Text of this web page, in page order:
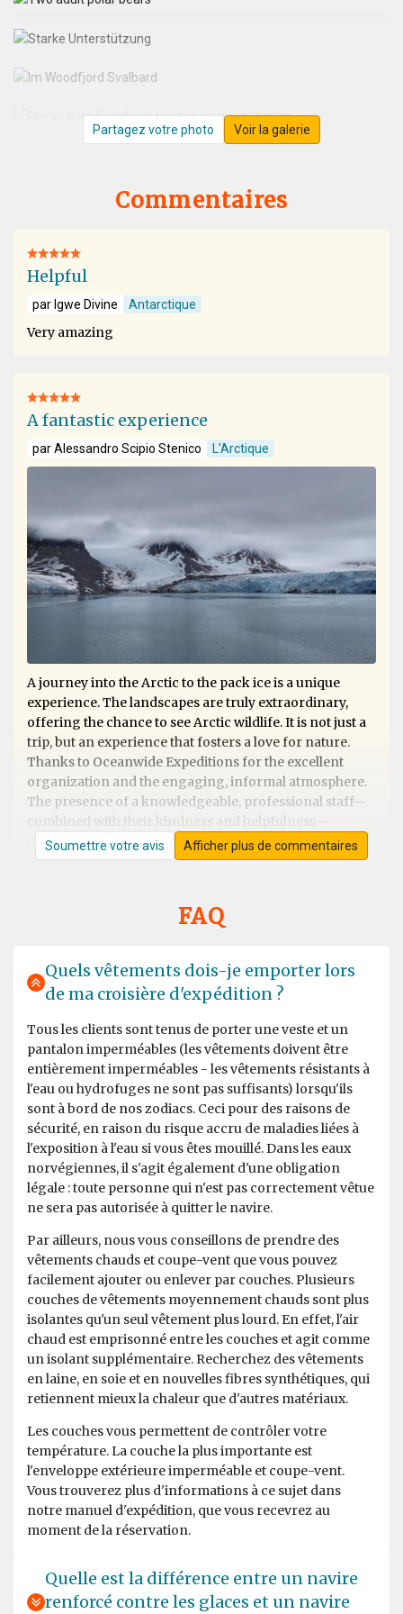
Partagez votre photo Voir la galerie
Commentaires
Helpful
par Igwe Divine Antarctique
Very amazing
A fantastic experience
par Alessandro Scipio Stenico L'Arctique
A journey into the Arctic to the pack ice is a unique
experience. The landscapes are truly extraordinary,
offering the chance to see Arctic wildlife. It is not just a
trip, but an experience that fosters a love for nature.
Thanks to Oceanwide Expeditions for the excellent
organization and the engaging, informal atmosphere.
The presence of a knowledgeable, professional staff—
combined with their kindness and helpfulness—
ensures that nothing is left to chance, whether during
shore excursions or on board. Excellent cuisine. They
Svalbard Trip
par Michael Sven Stenico L'Arctique
Fantastic trip, exceeded all expectations. Extraordinary
landscapes with splendid galciers and Artic desert. We
sailed along the Artic ice pack and saw polar bears,
whales, walruses, seals, Artic foxes and birds. The staff
was extraordinary, competent and attentive to safety.
Very friendly onboard staff, excellent cuisine! A five
stars experience.
Trip of a Lifetime
par Marie Ann Daloia Antarctique
I traveled to the Falklands, South Georgia, and
Antarctica on the Hondius in early January 2024. I chose
Oceanwide because they are an excellent, low key, and
deeply safety conscious operator. Their crew is
incredibly professional and caring, and they always put
else. The wildlife and landscapes one sees on this
itinerary are incredible. I saw seven penguin species,
penguin chicks of four species, Antarctic fur seals and
pups, Elephant seals and pups, Weddell seals, Orca,
Humpback whales and numerous species of other
birds. I hope to travel with Oceanwide Expeditions again
the planet and I want to see more of it in a different
season.
Soumettre votre avis Afficher plus de commentaires
FAQ
Quels vêtements dois-je emporter lors
de ma croisière d'expédition ?
Tous les clients sont tenus de porter une veste et un
pantalon imperméables (les vêtements doivent être
entièrement imperméables - les vêtements résistants à
l'eau ou hydrofuges ne sont pas suffisants) lorsqu'ils
sont à bord de nos zodiacs. Ceci pour des raisons de
sécurité, en raison du risque accru de maladies liées à
l'exposition à l'eau si vous êtes mouillé. Dans les eaux
norvégiennes, il s'agit également d'une obligation
légale : toute personne qui n'est pas correctement vêtue
ne sera pas autorisée à quitter le navire.
Par ailleurs, nous vous conseillons de prendre des
vêtements chauds et coupe-vent que vous pouvez
facilement ajouter ou enlever par couches. Plusieurs
couches de vêtements moyennement chauds sont plus
isolantes qu'un seul vêtement plus lourd. En effet, l'air
chaud est emprisonné entre les couches et agit comme
un isolant supplémentaire. Recherchez des vêtements
en laine, en soie et en nouvelles fibres synthétiques, qui
retiennent mieux la chaleur que d'autres matériaux.
Les couches vous permettent de contrôler votre
température. La couche la plus importante est
l'enveloppe extérieure imperméable et coupe-vent.
Vous trouverez plus d'informations à ce sujet dans
notre manuel d'expédition, que vous recevrez au
moment de la réservation.
Quelle est la différence entre un navire
renforcé contre les glaces et un navire